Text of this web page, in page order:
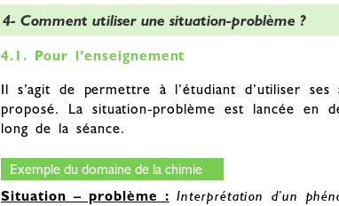
4- Comment utiliser une situation-problème ?
4.1. Pour l’enseignement
Il s’agit de permettre à l’étudiant d’utiliser
proposé. La situation-problème est lancée
long de la séance.
Exemple du domaine de la chimie
Situation – problème : Interprétation d’un